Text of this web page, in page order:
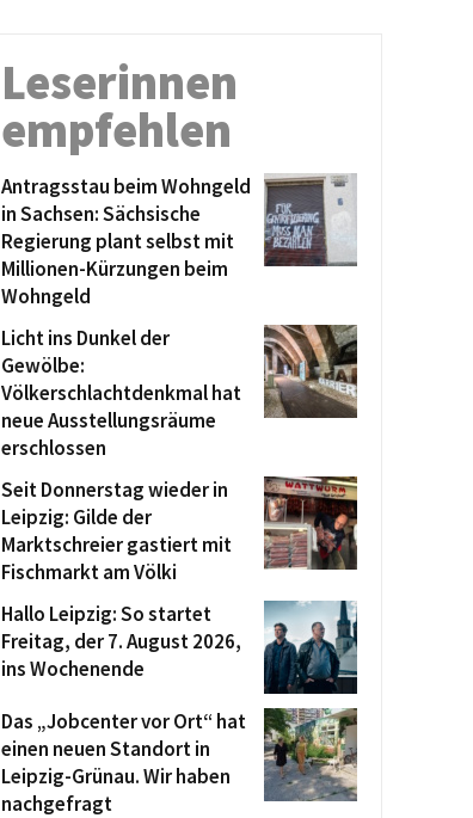
Leserinnen
empfehlen
Antragsstau beim Wohngeld
in Sachsen: Sächsische
Regierung plant selbst mit
Millionen-Kürzungen beim
Wohngeld
Licht ins Dunkel der
Gewölbe:
Völkerschlachtdenkmal hat
neue Ausstellungsräume
erschlossen
Seit Donnerstag wieder in
Leipzig: Gilde der
Marktschreier gastiert mit
Fischmarkt am Völki
Hallo Leipzig: So startet
Freitag, der 7. August 2026,
ins Wochenende
Das „Jobcenter vor Ort“ hat
einen neuen Standort in
Leipzig-Grünau. Wir haben
nachgefragt